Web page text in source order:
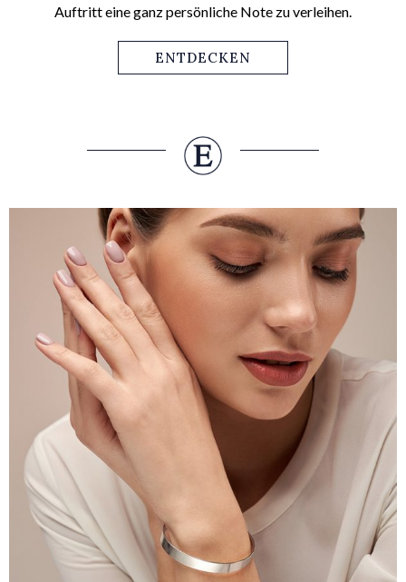
Auftritt eine ganz persönliche Note zu verleihen.
ENTDECKEN